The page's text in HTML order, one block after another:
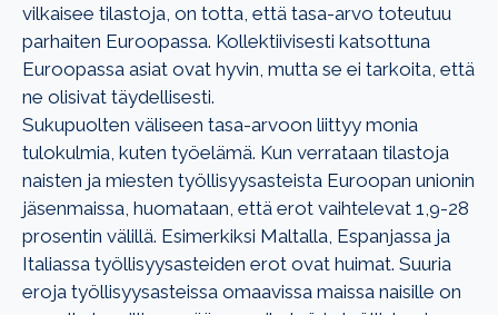
vilkaisee tilastoja, on totta, että tasa-arvo toteutuu
parhaiten Euroopassa. Kollektiivisesti katsottuna
Euroopassa asiat ovat hyvin, mutta se ei tarkoita, että
ne olisivat täydellisesti.
Sukupuolten väliseen tasa-arvoon liittyy monia
tulokulmia, kuten työelämä. Kun verrataan tilastoja
naisten ja miesten työllisyysasteista Euroopan unionin
jäsenmaissa, huomataan, että erot vaihtelevat 1,9-28
prosentin välillä. Esimerkiksi Maltalla, Espanjassa ja
Italiassa työllisyysasteiden erot ovat huimat. Suuria
eroja työllisyysasteissa omaavissa maissa naisille on